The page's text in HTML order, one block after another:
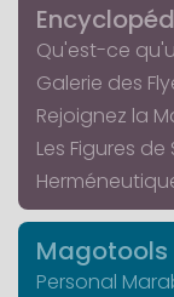
Qu'est-ce
Galerie des
Rejoignez la
Les Figures de
Magotools
Personal